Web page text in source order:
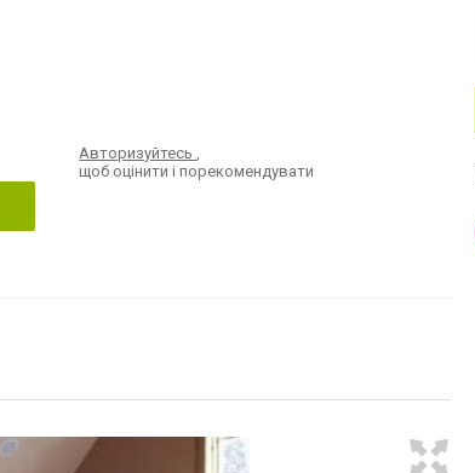
Авторизуйтесь,
щоб оцінити і порекомендувати